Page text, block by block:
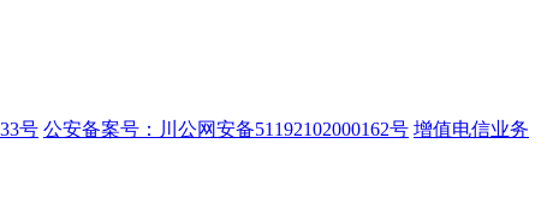
号 公安备案号：川公网安备51192102000162号 增值电信业务